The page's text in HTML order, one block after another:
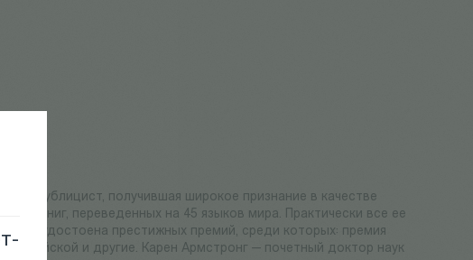
и публицист, получившая широкое признание в качестве
25 книг, переведенных на 45 языков мира. Практически все ее
удостоена престижных премий, среди которых: премия
и другие. Карен Армстронг — почетный доктор наук